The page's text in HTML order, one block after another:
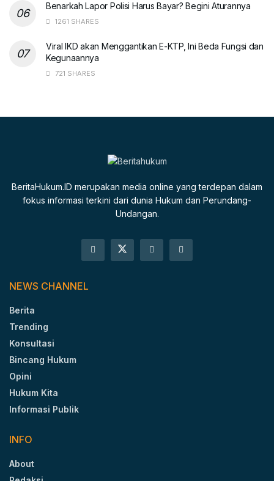
Benarkah Lapor Polisi Harus Bayar? Begini Aturannya
1261 SHARES
Viral IKD akan Menggantikan E-KTP, Ini Beda Fungsi dan
Kegunaannya
721 SHARES
BeritaHukum.ID merupakan media online yang terdepan dalam
fokus informasi terkini dari dunia Hukum dan Perundang-
Undangan.
NEWS CHANNEL
Berita
Trending
Konsultasi
Bincang Hukum
Opini
Hukum Kita
Informasi Publik
INFO
About